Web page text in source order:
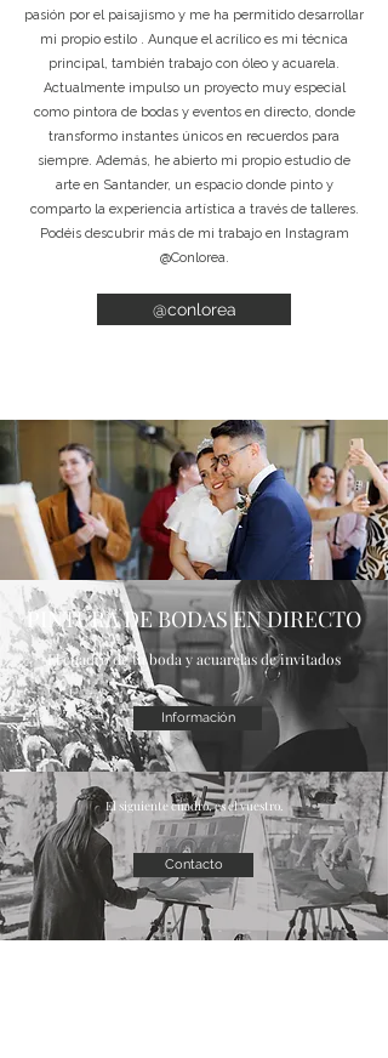
pasión por el paisajismo y me ha permitido desarrollar
mi propio estilo . Aunque el acrílico es mi técnica
principal, también trabajo con óleo y acuarela.
Actualmente impulso un proyecto muy especial
como pintora de bodas y eventos en directo, donde
transformo instantes únicos en recuerdos para
siempre. Además, he abierto mi propio estudio de
arte en Santander, un espacio donde pinto y
comparto la experiencia artística a través de talleres.
Podéis descubrir más de mi trabajo en Instagram
@Conlorea.
@conlorea
PINTURA DE BODAS EN DIRECTO
El cuadro de tu boda y acuarelas de invitados
Información
El siguiente cuadro, es el vuestro.
Contacto